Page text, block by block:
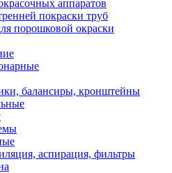
аппаратов
покраски труб
порошковой окраски
балансиры, кронштейны
аспирация, фильтры